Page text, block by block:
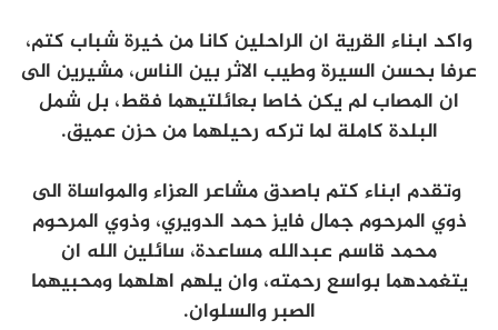
واكد ابناء القرية ان الراحلين كانا من خيرة شباب كتم،
عرفا بحسن السيرة وطيب الاثر بين الناس، مشيرين الى
ان المصاب لم يكن خاصا بعائلتيهما فقط، بل شمل
البلدة كاملة لما تركه رحيلهما من حزن عميق.
وتقدم ابناء كتم باصدق مشاعر العزاء والمواساة الى
ذوي المرحوم جمال فايز حمد الدويري، وذوي المرحوم
محمد قاسم عبدالله مساعدة، سائلين الله ان
يتغمدهما بواسع رحمته، وان يلهم اهلهما ومحبيهما
الصبر والسلوان.